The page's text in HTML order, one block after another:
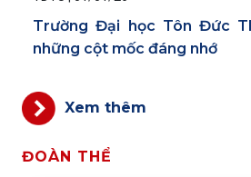
Trường Đại học Tôn Đức
những cột mốc đáng nhớ
Xem thêm
ĐOÀN THỂ